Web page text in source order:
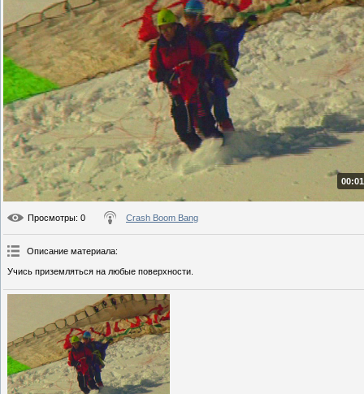
Просмотры: 0 Crash Boom Bang
Описание материала:
Учись приземляться на любые поверхности.